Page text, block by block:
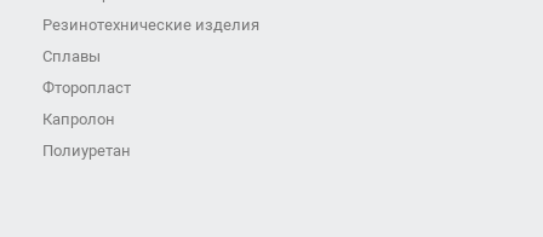
Резинотехнические изделия
Сплавы
Фторопласт
Капролон
Полиуретан